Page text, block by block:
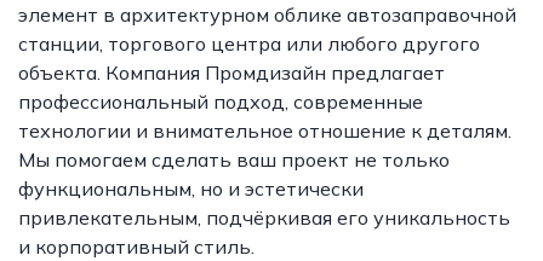
элемент в архитектурном облике автозаправочной
станции, торгового центра или любого другого
объекта. Компания Промдизайн предлагает
профессиональный подход, современные
технологии и внимательное отношение к деталям.
Мы помогаем сделать ваш проект не только
функциональным, но и эстетически
привлекательным, подчёркивая его уникальность
и корпоративный стиль.